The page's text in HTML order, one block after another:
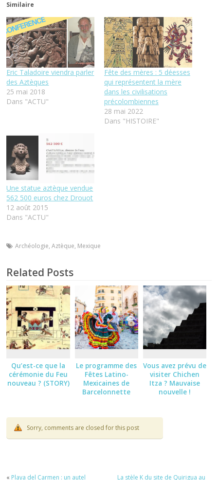
Similaire
Eric Taladoire viendra parler
des Aztèques
25 mai 2018
Dans "ACTU"
Fête des mères : 5 déesses
qui représentent la mère
dans les civilisations
précolombiennes
28 mai 2022
Dans "HISTOIRE"
Une statue aztèque vendue
562 500 euros chez Drouot
12 août 2015
Dans "ACTU"
Archéologie,Aztèque, Mexique
Related Posts
Qu’est-ce que la
cérémonie du Feu
nouveau ? (STORY)
Le programme des
Fêtes Latino-
Mexicaines de
Barcelonnette
Vous avez prévu de
visiter Chichen
Itza ? Mauvaise
nouvelle !
Sorry, comments are closed for this post
« Playa del Carmen : un autel La stèle K du site de Quirigua au